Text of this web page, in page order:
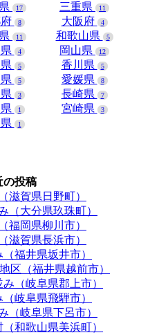
17 三重県 11
8 大阪府 4
11 和歌山県 5
4 岡山県 12
5 香川県 5
5 愛媛県 8
3 長崎県 7
1 宮崎県 3
1
の投稿
滋賀県日野町）
（大分県玖珠町）
福岡県柳川市）
滋賀県長浜市）
福井県坂井市）
区（福井県越前市）
（岐阜県郡上市）
岐阜県飛騨市）
（岐阜県下呂市）
和歌山県美浜町）